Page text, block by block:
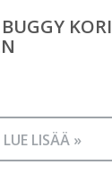
KORI
LUE LISÄÄ »